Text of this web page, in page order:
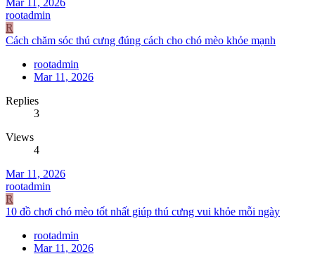
rootadmin
R
Cách chăm sóc thú cưng đúng cách cho chó mèo khỏe mạnh
rootadmin
Mar 11, 2026
Replies
3
Views
4
Mar 11, 2026
rootadmin
R
10 đồ chơi chó mèo tốt nhất giúp thú cưng vui khỏe mỗi ngày
rootadmin
Mar 11, 2026